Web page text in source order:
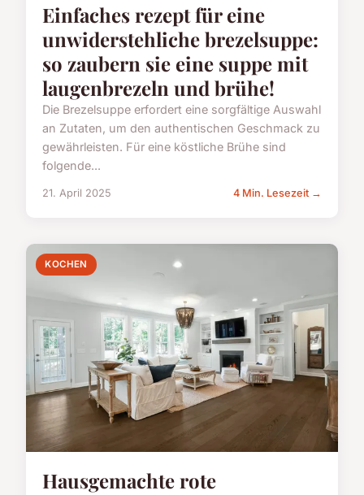
Einfaches rezept für eine
unwiderstehliche brezelsuppe:
so zaubern sie eine suppe mit
laugenbrezeln und brühe!
Die Brezelsuppe erfordert eine sorgfältige Auswahl
an Zutaten, um den authentischen Geschmack zu
gewährleisten. Für eine köstliche Brühe sind
folgende...
21. April 2025 4 Min. Lesezeit →
KOCHEN
Hausgemachte rote